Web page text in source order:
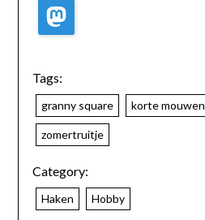
Tags:
granny square korte mouwen
zomertruitje
Category:
Haken Hobby